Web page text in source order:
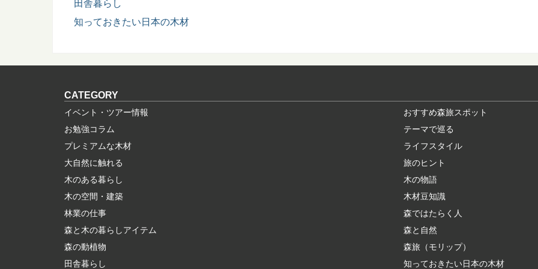
にもよく登場するので
田舎暮らし
知っておきたい日本の木材
CATEGORY
イベント・ツアー情報
おすすめ森旅スポット
お勉強コラム
テーマで巡る
プレミアムな木材
ライフスタイル
大自然に触れる
旅のヒント
木のある暮らし
木の物語
木の空間・建築
木材豆知識
林業の仕事
森ではたらく人
森と木の暮らしアイテム
森と自然
森の動植物
森旅（モリップ）
田舎暮らし
知っておきたい日本の木材